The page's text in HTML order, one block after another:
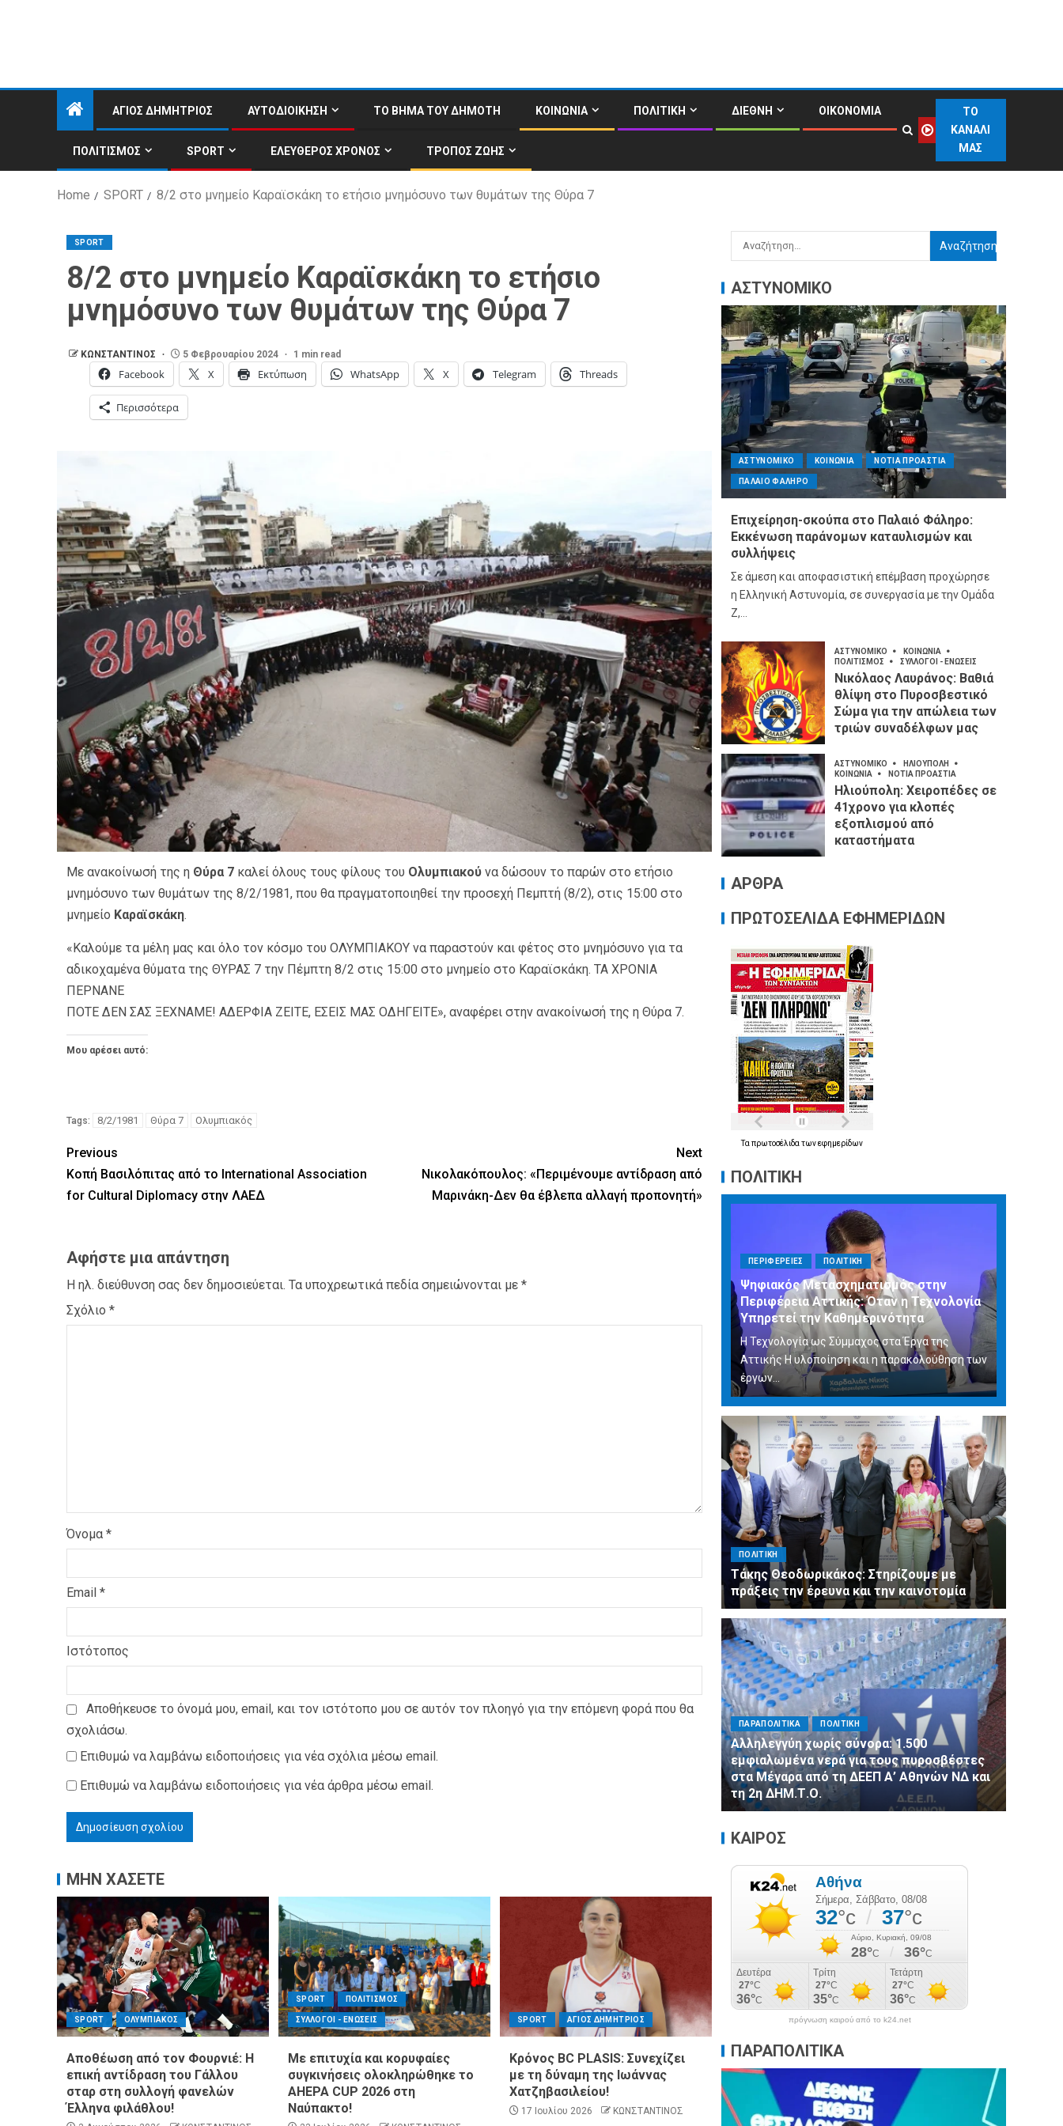
ΑΓΙΟΣ ΔΗΜΗΤΡΙΟΣ ΑΥΤΟΔΙΟΙΚΗΣΗ ΤΟ ΒΗΜΑ ΤΟΥ ΔΗΜΟΤΗ ΚΟΙΝΩΝΙΑ ΠΟΛΙΤΙΚΗ ΔΙΕΘΝΗ ΟΙΚΟΝΟΜΙΑ
ΠΟΛΙΤΙΣΜΟΣ SPORT ΕΛΕΥΘΕΡΟΣ ΧΡΟΝΟΣ ΤΡΟΠΟΣ ΖΩΗΣ
ΤΟ
ΚΑΝΑΛΙ
ΜΑΣ
Home SPORT 8/2 στο μνημείο Καραϊσκάκη το ετήσιο μνημόσυνο των θυμάτων της Θύρα 7
SPORT
8/2 στο μνημείο Καραϊσκάκη το ετήσιο
μνημόσυνο των θυμάτων της Θύρα 7
ΚΩΝΣΤΑΝΤΙΝΟΣ 5 Φεβρουαρίου 2024 1 min read
Facebook X Εκτύπωση WhatsApp X Telegram Threads
Περισσότερα
Με ανακοίνωσή της η Θύρα 7 καλεί όλους τους φίλους του Ολυμπιακού να δώσουν το παρών στο ετήσιο
μνημόσυνο των θυμάτων της 8/2/1981, που θα πραγματοποιηθεί την προσεχή Πεμπτή (8/2), στις 15:00 στο
μνημείο Καραϊσκάκη.
«Καλούμε τα μέλη μας και όλο τον κόσμο του ΟΛΥΜΠΙΑΚΟΥ να παραστούν και φέτος στο μνημόσυνο για τα
αδικοχαμένα θύματα της ΘΥΡΑΣ 7 την Πέμπτη 8/2 στις 15:00 στο μνημείο στο Καραϊσκάκη. ΤΑ ΧΡΟΝΙΑ
ΠΕΡΝΑΝΕ
ΠΟΤΕ ΔΕΝ ΣΑΣ ΞΕΧΝΑΜΕ! ΑΔΕΡΦΙΑ ΖΕΙΤΕ, ΕΣΕΙΣ ΜΑΣ ΟΔΗΓΕΙΤΕ», αναφέρει στην ανακοίνωσή της η Θύρα 7.
Μου αρέσει αυτό:
Tags: 8/2/1981 Θύρα 7 Ολυμπιακός
Previous
Κοπή Βασιλόπιτας από το International Association
for Cultural Diplomacy στην ΛΑΕΔ
Next
Νικολακόπουλος: «Περιμένουμε αντίδραση από
Μαρινάκη-Δεν θα έβλεπα αλλαγή προπονητή»
Αφήστε μια απάντηση
Η ηλ. διεύθυνση σας δεν δημοσιεύεται. Τα υποχρεωτικά πεδία σημειώνονται με *
Σχόλιο *
Όνομα *
Email *
Ιστότοπος
Αποθήκευσε το όνομά μου, email, και τον ιστότοπο μου σε αυτόν τον πλοηγό για την επόμενη φορά που θα
σχολιάσω.
Επιθυμώ να λαμβάνω ειδοποιήσεις για νέα σχόλια μέσω email.
Επιθυμώ να λαμβάνω ειδοποιήσεις για νέα άρθρα μέσω email.
ΜΗΝ ΧΑΣΕΤΕ
SPORT ΟΛΥΜΠΙΑΚΟΣ
Αποθέωση από τον Φουρνιέ: Η
επική αντίδραση του Γάλλου
σταρ στη συλλογή φανελών
Έλληνα φιλάθλου!
SPORT ΠΟΛΙΤΙΣΜΟΣ
ΣΥΛΛΟΓΟΙ - ΕΝΩΣΕΙΣ
Με επιτυχία και κορυφαίες
συγκινήσεις ολοκληρώθηκε το
AHEPA CUP 2026 στη
Ναύπακτο!
SPORT ΑΓΙΟΣ ΔΗΜΗΤΡΙΟΣ
Κρόνος BC PLASIS: Συνεχίζει
με τη δύναμη της Ιωάννας
Χατζηβασιλείου!
17 Ιουλίου 2026 ΚΩΝΣΤΑΝΤΙΝΟΣ
ΑΣΤΥΝΟΜΙΚΟ
ΑΣΤΥΝΟΜΙΚΟ ΚΟΙΝΩΝΙΑ ΝΟΤΙΑ ΠΡΟΑΣΤΙΑ
ΠΑΛΑΙΟ ΦΑΛΗΡΟ
Επιχείρηση-σκούπα στο Παλαιό Φάληρο:
Εκκένωση παράνομων καταυλισμών και
συλλήψεις
Σε άμεση και αποφασιστική επέμβαση προχώρησε
η Ελληνική Αστυνομία, σε συνεργασία με την Ομάδα
Ζ,...
ΑΣΤΥΝΟΜΙΚΟ
ΚΟΙΝΩΝΙΑ
ΠΟΛΙΤΙΣΜΟΣ
ΣΥΛΛΟΓΟΙ - ΕΝΩΣΕΙΣ
Νικόλαος Λαυράνος: Βαθιά
θλίψη στο Πυροσβεστικό
Σώμα για την απώλεια των
τριών συναδέλφων μας
ΑΣΤΥΝΟΜΙΚΟ
ΗΛΙΟΥΠΟΛΗ
ΚΟΙΝΩΝΙΑ
ΝΟΤΙΑ ΠΡΟΑΣΤΙΑ
Ηλιούπολη: Χειροπέδες σε
41χρονο για κλοπές
εξοπλισμού από
καταστήματα
ΑΡΘΡΑ
ΠΡΩΤΟΣΕΛΙΔΑ ΕΦΗΜΕΡΙΔΩΝ
Τα πρωτοσέλιδα τωνεφημερίδων
ΠΟΛΙΤΙΚΗ
ΠΕΡΙΦΕΡΕΙΕΣ ΠΟΛΙΤΙΚΗ
Ψηφιακός Μετασχηματισμός στην
Περιφέρεια Αττικής: Όταν η Τεχνολογία
Υπηρετεί την Καθημερινότητα
Η Τεχνολογία ως Σύμμαχος στα Έργα της
Αττικής Η υλοποίηση και η παρακολούθηση των
έργων...
ΠΟΛΙΤΙΚΗ
Τάκης Θεοδωρικάκος: Στηρίζουμε με
πράξεις την έρευνα και την καινοτομία
ΠΑΡΑΠΟΛΙΤΙΚΑ ΠΟΛΙΤΙΚΗ
Αλληλεγγύη χωρίς σύνορα: 1.500
εμφιαλωμένα νερά για τους πυροσβέστες
στα Μέγαρα από τη ΔΕΕΠ Α’ Αθηνών ΝΔ και
τη 2η ΔΗΜ.Τ.Ο.
ΚΑΙΡΟΣ
πρόγνωση καιρού από το k24.net
ΠΑΡΑΠΟΛΙΤΙΚΑ